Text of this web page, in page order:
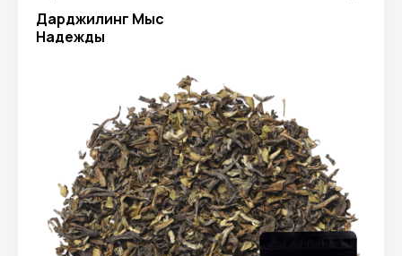
Дарджилинг Мыс
Надежды